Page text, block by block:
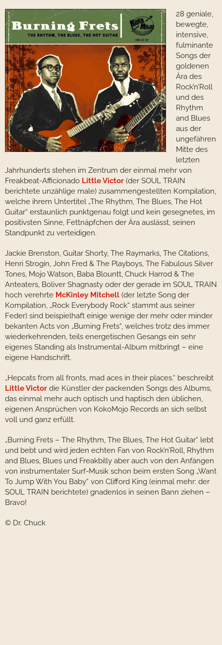
28 geniale,
bewegte,
intensive,
fulminante
Songs der
goldenen
Ära des
Rock’n’Roll
und des
Rhythm
and Blues
aus der
ungefähren
Mitte des
letzten
Jahrhunderts stehen im Zentrum der einmal mehr von
Freakbeat-Afficionado Little Victor (der SOUL TRAIN
berichtete unzählige male) zusammengestellten Kompilation,
welche ihrem Untertitel „The Rhythm, The Blues, The Hot
Guitar“ erstaunlich punktgenau folgt und kein gesegnetes, im
positivsten Sinne, Fettnäpfchen der Ära auslässt, seinen
Standpunkt zu verteidigen.
Jackie Brenston, Guitar Shorty, The Raymarks, The Citations,
Henri Strogin, John Fred & The Playboys, The Fabulous Silver
Tones, Mojo Watson, Baba Blountt, Chuck Harrod & The
Anteaters, Boliver Shagnasty oder der gerade im SOUL TRAIN
hoch verehrte McKinley Mitchell (der letzte Song der
Kompilation, „Rock Everybody Rock“ stammt aus seiner
Feder) sind beispielhaft einige wenige der mehr oder minder
bekanten Acts von „Burning Frets“, welches trotz des immer
wiederkehrenden, teils energetischen Gesangs ein sehr
eigenes Standing als Instrumental-Album mitbringt – eine
eigene Handschrift.
„Hepcats from all fronts, mad aces in their places.“ beschreibt
Little Victor die Künstler der packenden Songs des Albums,
das einmal mehr auch optisch und haptisch den üblichen,
eigenen Ansprüchen von KokoMojo Records an sich selbst
voll und ganz erfüllt.
„Burning Frets – The Rhythm, The Blues, The Hot Guitar“ lebt
und bebt und wird jeden echten Fan von Rock’n’Roll, Rhythm
and Blues, Blues und Freakbilly aber auch von den Anfängen
von instrumentaler Surf-Musik schon beim ersten Song „Want
To Jump With You Baby“ von Clifford King (einmal mehr: der
SOUL TRAIN berichtete) gnadenlos in seinen Bann ziehen –
Bravo!
© Dr. Chuck